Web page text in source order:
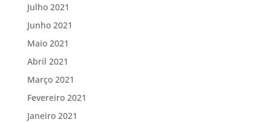
Julho 2021
Junho 2021
Maio 2021
Abril 2021
Março 2021
Fevereiro 2021
Janeiro 2021